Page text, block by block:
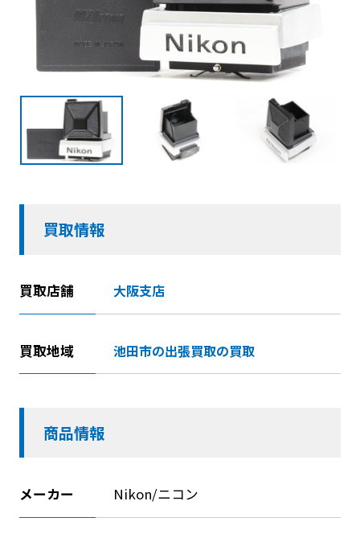
買取情報
買取店舗 大阪支店
買取地域 池田市の出張買取の買取
商品情報
メーカー Nikon/ニコン